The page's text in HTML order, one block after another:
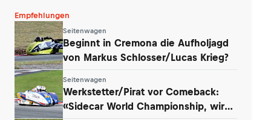
Empfehlungen
Seitenwagen
Beginnt in Cremona die Aufholjagd
von Markus Schlosser/Lucas Krieg?
Seitenwagen
Werkstetter/Pirat vor Comeback:
«Sidecar World Championship, wir